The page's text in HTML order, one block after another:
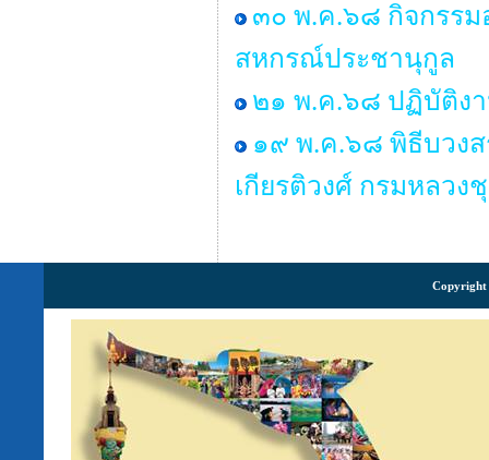
๓๐ พ.ค.๖๘ กิจกรรม
สหกรณ์ประชานุกูล
๒๑ พ.ค.๖๘ ปฏิบัติง
๑๙ พ.ค.๖๘ พิธีบวงส
เกียรติวงศ์ กรมหลว
Copyright